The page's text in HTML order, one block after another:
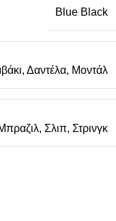
Blue Black
, Δαντέλα, Μοντάλ
, Σλιπ, Στρινγκ